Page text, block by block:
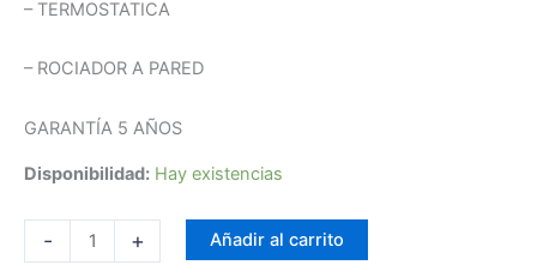
– TERMOSTATICA
– ROCIADOR A PARED
GARANTÍA 5 AÑOS
Disponibilidad: Hay existencias
- + Añadir al carrito